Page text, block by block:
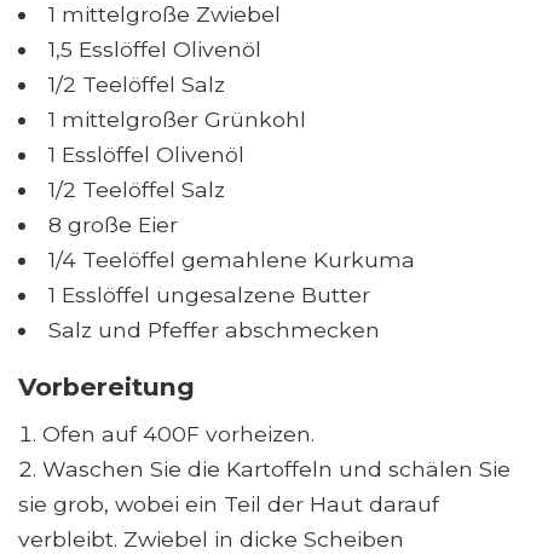
1 mittelgroße Zwiebel
1,5 Esslöffel Olivenöl
1/2 Teelöffel Salz
1 mittelgroßer Grünkohl
1 Esslöffel Olivenöl
1/2 Teelöffel Salz
8 große Eier
1/4 Teelöffel gemahlene Kurkuma
1 Esslöffel ungesalzene Butter
Salz und Pfeffer abschmecken
Vorbereitung
Ofen auf 400F vorheizen.
Waschen Sie die Kartoffeln und schälen Sie
sie grob, wobei ein Teil der Haut darauf
verbleibt. Zwiebel in dicke Scheiben